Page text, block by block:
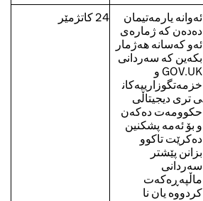
ئەوانە یارمەتیمان
دەدەن کە ژمارەی
ئەو کەسانە هەژمار
بکەین کە سەردانی
GOV.UK و
خزمەتگوزارییەکان
ی تری دیجیتاڵی
حکوومەت دەکەن
و بۆ ئەمە پشکنین
دەکرێت تاکوو
بزانن پێشتر
سەردانی
ماڵپەڕەکەت
کردووە یان نا
24 کاتژمێر